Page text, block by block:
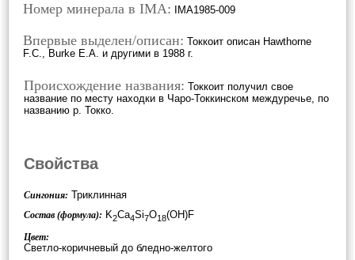
Номер минерала в IMA: IMA1985-009
Впервые выделен/описан: Токкоит описан Hawthorne
F.C., Burke E.A. и другими в 1988 г.
Происхождение названия: Токкоит получил свое
название по месту находки в Чаро-Токкинском междуречье, по
названию р. Токко.
Свойства
Сингония: Триклинная
Состав (формула): K2Ca4Si7O18(OH)F
Цвет:
Светло-коричневый до бледно-желтого